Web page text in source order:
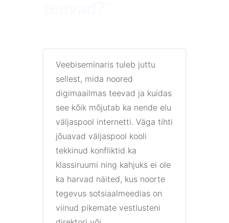
Veebiseminaris tuleb juttu
sellest, mida noored
digimaailmas teevad ja kuidas
see kõik mõjutab ka nende elu
väljaspool internetti. Väga tihti
jõuavad väljaspool kooli
tekkinud konfliktid ka
klassiruumi ning kahjuks ei ole
ka harvad näited, kus noorte
tegevus sotsiaalmeedias on
viinud pikemate vestlusteni